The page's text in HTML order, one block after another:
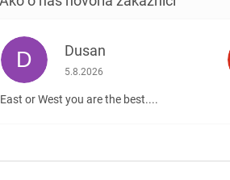
D Dusan
Hodnotenie obchodu je 5 z 5
5.8.2026
East or West you are the best....